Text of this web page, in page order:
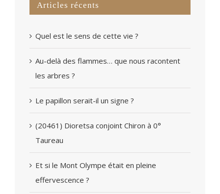
Articles récents
Quel est le sens de cette vie ?
Au-delà des flammes… que nous racontent
les arbres ?
Le papillon serait-il un signe ?
(20461) Dioretsa conjoint Chiron à 0°
Taureau
Et si le Mont Olympe était en pleine
effervescence ?